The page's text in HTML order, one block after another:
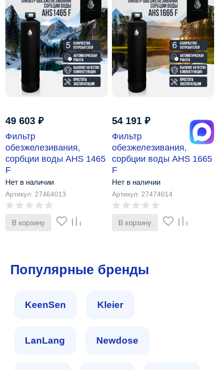
49 603 ₽
Фильтр
обезжелезивания,
сорбции воды AHS 1465
F
Нет в наличии
Артикул: 27464013
В корзину
54 191 ₽
Фильтр
обезжелезивания,
сорбции воды AHS 1665
F
Нет в наличии
Артикул: 27474014
В корзину
Популярные бренды
KeenSen Kleier
LanLang Newdose